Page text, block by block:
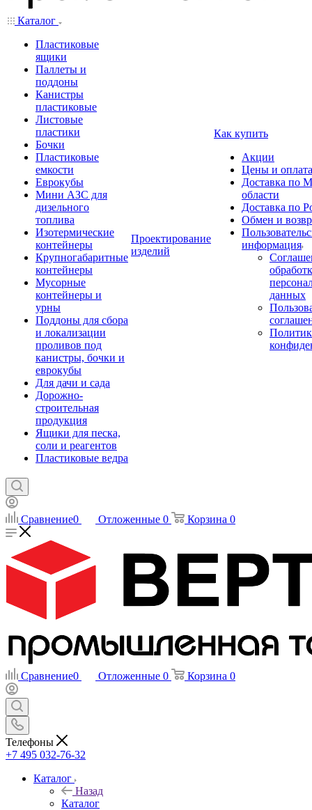
Каталог
Пластиковые
ящики
Паллеты и
поддоны
Канистры
пластиковые
Листовые
пластики
Бочки
Пластиковые
емкости
Еврокубы
Мини АЗС для
дизельного
топлива
Изотермические
контейнеры
Крупногабаритные
контейнеры
Мусорные
контейнеры и
урны
Поддоны для сбора
и локализации
проливов под
канистры, бочки и
еврокубы
Для дачи и сада
Дорожно-
строительная
продукция
Ящики для песка,
соли и реагентов
Пластиковые ведра
Проектирование
изделий
Как купить
Акции
Цены и оплата
Доставка по
области
Доставка по
Обмен и
информация
данных
Сравнение0 Отложенные 0 Корзина 0
Сравнение0 Отложенные 0 Корзина 0
Телефоны
+7 495 032-76-32
Каталог
Назад
Каталог